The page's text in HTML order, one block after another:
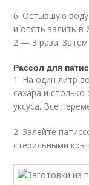
6. Остывшую
и опять залить в
2 — 3 раза. Затем
Рассол для
1. На один литр
сахара и
уксуса. Все
2. Залейте
стерильными